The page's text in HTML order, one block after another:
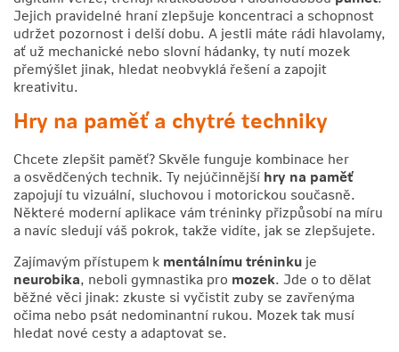
Jejich pravidelné hraní zlepšuje koncentraci a schopnost
udržet pozornost i delší dobu. A jestli máte rádi hlavolamy,
ať už mechanické nebo slovní hádanky, ty nutí mozek
přemýšlet jinak, hledat neobvyklá řešení a zapojit
kreativitu.
Hry na paměťa chytré techniky
Chcete zlepšit paměť? Skvěle funguje kombinace her
a osvědčených technik. Ty nejúčinnější hry na paměť
zapojují tu vizuální, sluchovou i motorickou současně.
Některé moderní aplikace vám tréninky přizpůsobí na míru
a navíc sledují váš pokrok, takže vidíte, jak se zlepšujete.
Zajímavým přístupem k mentálnímu tréninku je
neurobika, neboli gymnastika pro mozek. Jde o to dělat
běžné věci jinak: zkuste si vyčistit zuby se zavřenýma
očima nebo psát nedominantní rukou. Mozek tak musí
hledat nové cesty a adaptovat se.